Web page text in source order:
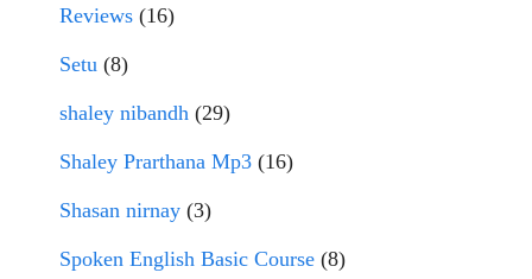
Reviews (16)
Setu (8)
shaley nibandh (29)
Shaley Prarthana Mp3 (16)
Shasan nirnay (3)
Spoken English Basic Course (8)